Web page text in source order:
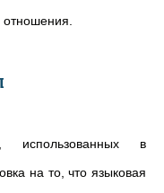
в
на то, что языковая